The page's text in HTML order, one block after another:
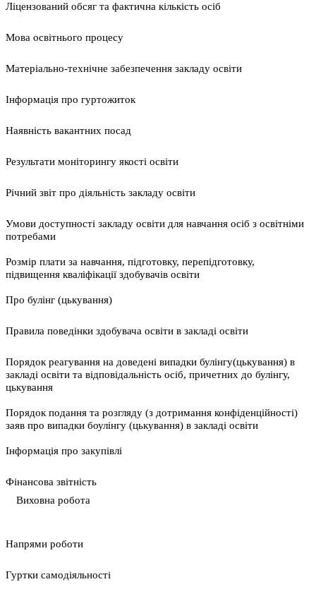
Ліцензований обсяг та фактична кількість осіб
Мова освітнього процесу
Матеріально-технічне забезпечення закладу освіти
Інформація про гуртожиток
Наявність вакантних посад
Результати моніторингу якості освіти
Річний звіт про діяльність закладу освіти
Умови доступності закладу освіти для навчання осіб з освітніми
потребами
Розмір плати за навчання, підготовку, перепідготовку,
підвищення кваліфікації здобувачів освіти
Про булінг (цькування)
Правила поведінки здобувача освіти в закладі освіти
Порядок реагування на доведені випадки булінгу(цькування) в
закладі освіти та відповідальність осіб, причетних до булінгу,
цькування
Порядок подання та розгляду (з дотримання конфіденційності)
заяв про випадки боулінгу (цькування) в закладі освіти
Інформація про закупівлі
Фінансова звітність
Виховна робота
Напрями роботи
Гуртки самодіяльності